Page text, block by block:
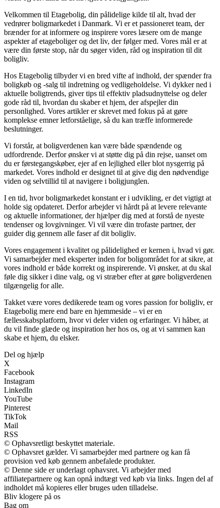
Velkommen til Etagebolig, din pålidelige kilde til alt, hvad der
vedrører boligmarkedet i Danmark. Vi er et passioneret team, der
brænder for at informere og inspirere vores læsere om de mange
aspekter af etageboliger og det liv, der følger med. Vores mål er at
være din første stop, når du søger viden, råd og inspiration til dit
boligliv.
Hos Etagebolig tilbyder vi en bred vifte af indhold, der spænder fra
boligkøb og -salg til indretning og vedligeholdelse. Vi dykker ned i
aktuelle boligtrends, giver tips til effektiv pladsudnyttelse og deler
gode råd til, hvordan du skaber et hjem, der afspejler din
personlighed. Vores artikler er skrevet med fokus på at gøre
komplekse emner letforståelige, så du kan træffe informerede
beslutninger.
Vi forstår, at boligverdenen kan være både spændende og
udfordrende. Derfor ønsker vi at støtte dig på din rejse, uanset om
du er førstegangskøber, ejer af en lejlighed eller blot nysgerrig på
markedet. Vores indhold er designet til at give dig den nødvendige
viden og selvtillid til at navigere i boligjunglen.
I en tid, hvor boligmarkedet konstant er i udvikling, er det vigtigt at
holde sig opdateret. Derfor arbejder vi hårdt på at levere relevante
og aktuelle informationer, der hjælper dig med at forstå de nyeste
tendenser og lovgivninger. Vi vil være din trofaste partner, der
guider dig gennem alle faser af dit boligliv.
Vores engagement i kvalitet og pålidelighed er kernen i, hvad vi gør.
Vi samarbejder med eksperter inden for boligområdet for at sikre, at
vores indhold er både korrekt og inspirerende. Vi ønsker, at du skal
føle dig sikker i dine valg, og vi stræber efter at gøre boligverdenen
tilgængelig for alle.
Takket være vores dedikerede team og vores passion for boligliv, er
Etagebolig mere end bare en hjemmeside – vi er en
fællesskabsplatform, hvor vi deler viden og erfaringer. Vi håber, at
du vil finde glæde og inspiration her hos os, og at vi sammen kan
skabe et hjem, du elsker.
Del og hjælp
X
Facebook
Instagram
LinkedIn
YouTube
Pinterest
TikTok
Mail
RSS
© Ophavsretligt beskyttet materiale.
© Ophavsret gælder. Vi samarbejder med partnere og kan få
provision ved køb gennem anbefalede produkter.
© Denne side er underlagt ophavsret. Vi arbejder med
affiliatepartnere og kan opnå indtægt ved køb via links. Ingen del af
indholdet må kopieres eller bruges uden tilladelse.
Bliv klogere på os
Bag om